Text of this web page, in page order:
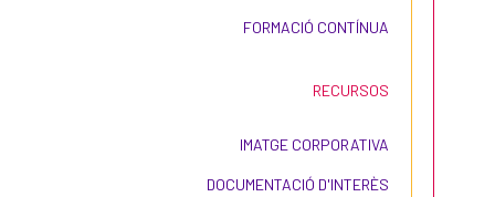
FORMACIÓ CONTÍNUA
RECURSOS
IMATGE CORPORATIVA
DOCUMENTACIÓ D'INTERÈS